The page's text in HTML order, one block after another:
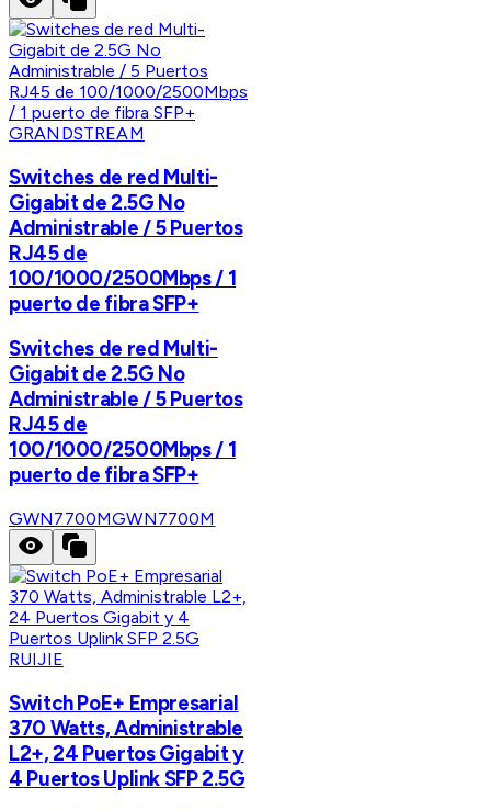
GRANDSTREAM
Switches de red Multi-
Gigabit de 2.5G No
Administrable / 5 Puertos
RJ45 de
100/1000/2500Mbps / 1
puerto de fibra SFP+
Switches de red Multi-
Gigabit de 2.5G No
Administrable / 5 Puertos
RJ45 de
100/1000/2500Mbps / 1
puerto de fibra SFP+
GWN7700MGWN7700M
RUIJIE
Switch PoE+ Empresarial
370 Watts, Administrable
L2+, 24 Puertos Gigabit y
4 Puertos Uplink SFP 2.5G